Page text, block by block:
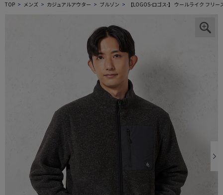
TOP メンズ カジュアルアウター ブルゾン 【LOGOS-ロゴス-】 ウールライク フリ